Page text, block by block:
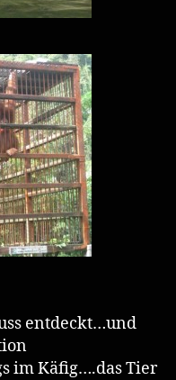
entdeckt…und
im Käfig….das Tier